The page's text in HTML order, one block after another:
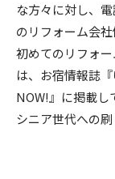
な方々に対し、
のリフォーム会
初めてのリフォ
は、お宿情報誌
NOW!』に掲載し
シニア世代への刷